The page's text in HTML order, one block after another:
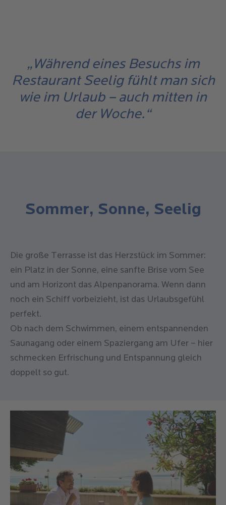
„Während eines Besuchs im
Restaurant Seelig fühlt man sich
wie im Urlaub – auch mitten in
der Woche.“
Sommer, Sonne, Seelig
Die große Terrasse ist das Herzstück im Sommer:
ein Platz in der Sonne, eine sanfte Brise vom See
und am Horizont das Alpenpanorama. Wenn dann
noch ein Schiff vorbeizieht, ist das Urlaubsgefühl
perfekt.
Ob nach dem Schwimmen, einem entspannenden
Saunagang oder einem Spaziergang am Ufer – hier
schmecken Erfrischung und Entspannung gleich
doppelt so gut.